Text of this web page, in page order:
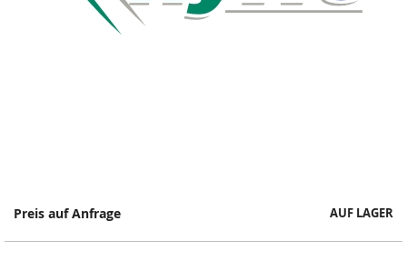
Preis auf Anfrage AUF LAGER
Springe
Anfang